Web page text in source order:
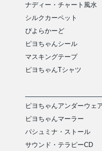
ナディー・チャート風水
シルクカーペット
ぴよらかーど
ピヨちゃんシール
マスキングテープ
ピヨちゃんTシャツ
ピヨちゃんアンダーウェ
ピヨちゃんマーラー
パシュミナ・ストール
サウンド・テラピーCD